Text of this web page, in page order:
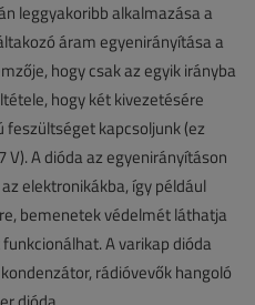
leggyakoribb alkalmazása a
áram egyenirányítása a
hogy csak az egyik irányba
hogy két kivezetésére
kapcsoljunk (ez
A dióda az egyenirányításon
elektronikákba, így például
bemenetek védelmét láthatja
A varikap dióda
rádióvevők hangoló